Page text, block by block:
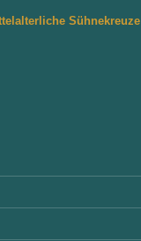
Sühnekreuze